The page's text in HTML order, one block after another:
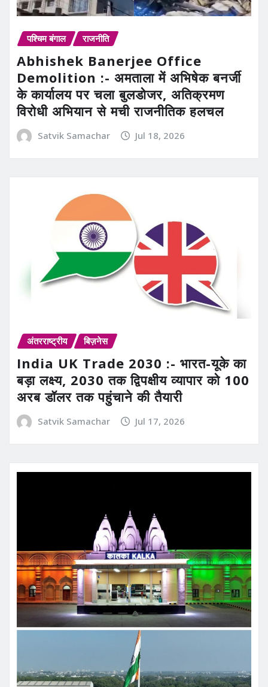
पश्चिम बंगाल राजनीति
Abhishek Banerjee Office
Demolition :- अमताला में अभिषेक बनर्जी
के कार्यालय पर चला बुलडोजर, अतिक्रमण
विरोधी अभियान से मची राजनीतिक हलचल
Satvik Samachar Jul 18, 2026
अंतरराष्ट्रीय बिज़नेस
India UK Trade 2030 :- भारत-यूके का
बड़ा लक्ष्य, 2030 तक द्विपक्षीय व्यापार को 100
अरब डॉलर तक पहुंचाने की तैयारी
Satvik Samachar Jul 17, 2026